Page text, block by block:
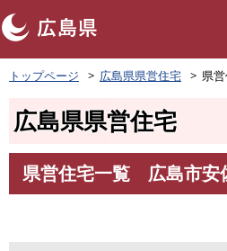
ペ
ー
頭
す
トップページ 広島県県営住宅 県
広島県県営住宅
文
県営住宅一覧 広島市安